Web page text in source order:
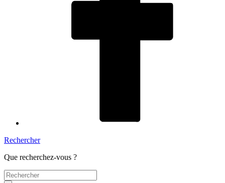
Rechercher
Que recherchez-vous ?